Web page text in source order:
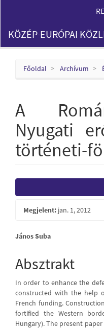
Content
Sidebar
KÖZÉP-EURÓPAI
Főoldal Archívum
A
Nyugati
történeti-
Article
Sidebar
Megjelent: jan. 1, 2012
Main
Article
Content
János Suba
Absztrakt
In order to enhance the
constructed with the help
French funding.
fortified the Western
Hungary). The present